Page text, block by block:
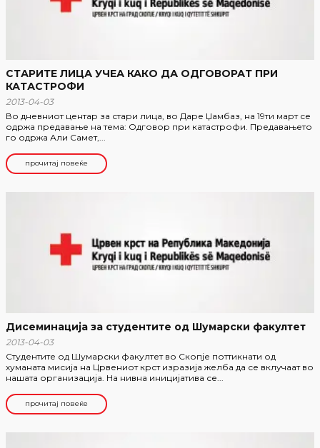
СТАРИТЕ ЛИЦА УЧЕА КАКО ДА ОДГОВОРАТ ПРИ
КАТАСТРОФИ
2013-04-03
Во дневниот центар за стари лица, во Даре Џамбаз, на 19ти март се
одржа предавање на тема: Одговор при катастрофи. Предавањето
го одржа Али Самет,...
прочитај повеќе
Дисеминација за студентите од Шумарски факултет
2013-04-03
Студентите од Шумарски факултет во Скопје поттикнати од
хуманата мисија на Црвениот крст изразија желба да се вклучаат во
нашата организација. На нивна иницијатива се...
прочитај повеќе